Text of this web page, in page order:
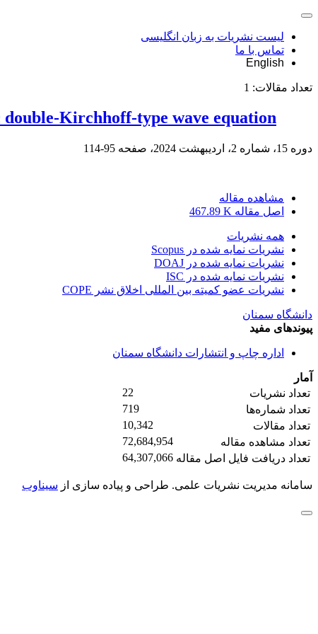
لیست نشریات به زبان انگلیسی
تماس با ما
English
تعداد مقالات: 1
Kirchhoff-type wave equation
دوره 15، شماره 2، اردیبهشت 2024، صفحه 95-114
مشاهده مقاله
اصل مقاله 467.89 K
همه نشریات
نشریات نمایه شده در Scopus
نشریات نمایه شده در DOAJ
نشریات نمایه شده در ISC
نشریات عضو کمیته بین المللی اخلاق نشر COPE
دانشگاه سمنان
پیوندهای مفید
اداره چاپ و انتشارات دانشگاه سمنان
آمار
تعداد نشریات
22
تعداد شماره‌ها
719
تعداد مقالات
10,342
تعداد مشاهده مقاله
72,684,954
تعداد دریافت فایل اصل مقاله 64,307,066
سامانه مدیریت نشریات علمی. طراحی و پیاده سازی از سیناوب